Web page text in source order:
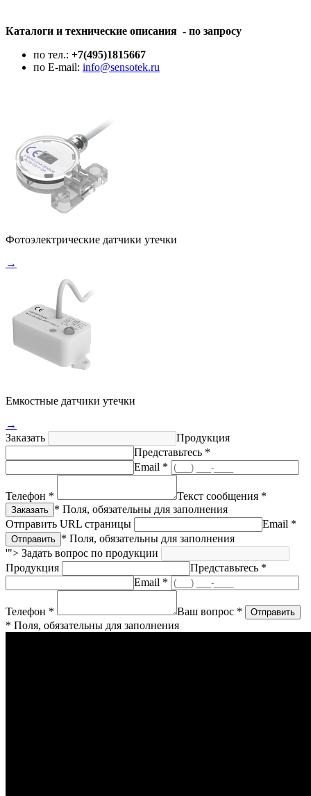
Каталоги и технические описания - по запросу
по тел.: +7(495)1815667
по E-mail: info@sensotek.ru
Фотоэлектрические датчики утечки
→
Емкостные датчики утечки
→
Заказать
Продукция
Представьтесь *
Email *
Телефон *
Текст сообщения *
* Поля, обязательны для заполнения
Отправить URL страницы
Email *
* Поля, обязательны для заполнения
'"> Задать вопрос по продукции
Продукция
Представьтесь *
Email *
Телефон *
Ваш вопрос *
* Поля, обязательны для заполнения